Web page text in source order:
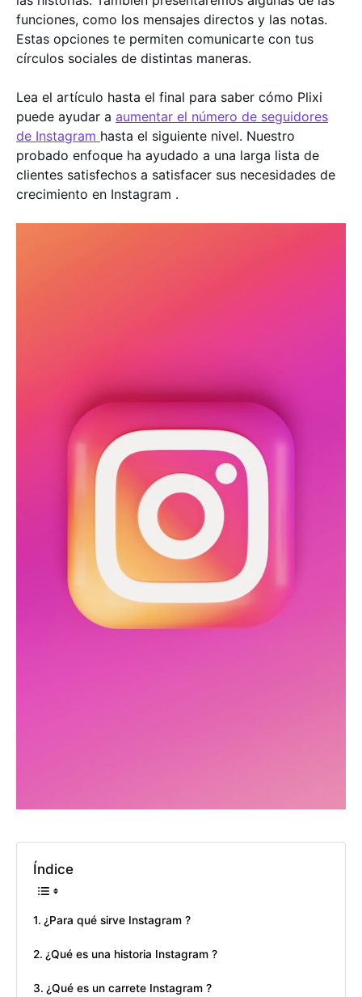
funciones, como los mensajes directos y las notas.
Estas opciones te permiten comunicarte con tus
círculos sociales de distintas maneras.
Lea el artículo hasta el final para saber cómo Plixi
puede ayudar a aumentar el número de seguidores
de Instagram hasta el siguiente nivel. Nuestro
probado enfoque ha ayudado a una larga lista de
clientes satisfechos a satisfacer sus necesidades de
crecimiento en Instagram .
Índice
¿Para qué sirve Instagram ?
¿Qué es una historia Instagram ?
¿Qué es un carrete Instagram ?